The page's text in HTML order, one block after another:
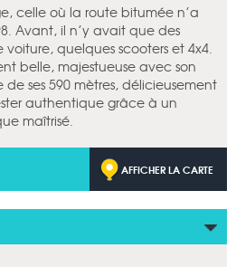
celle où la route bitumée n’a
Avant, il n’y avait que des
quelques scooters et 4x4.
belle, majestueuse avec son
ses 590 mètres, délicieusement
authentique grâce à un
maîtrisé.
AFFICHER LA CARTE